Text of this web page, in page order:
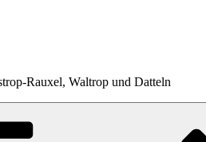
Rauxel, Waltrop und Datteln